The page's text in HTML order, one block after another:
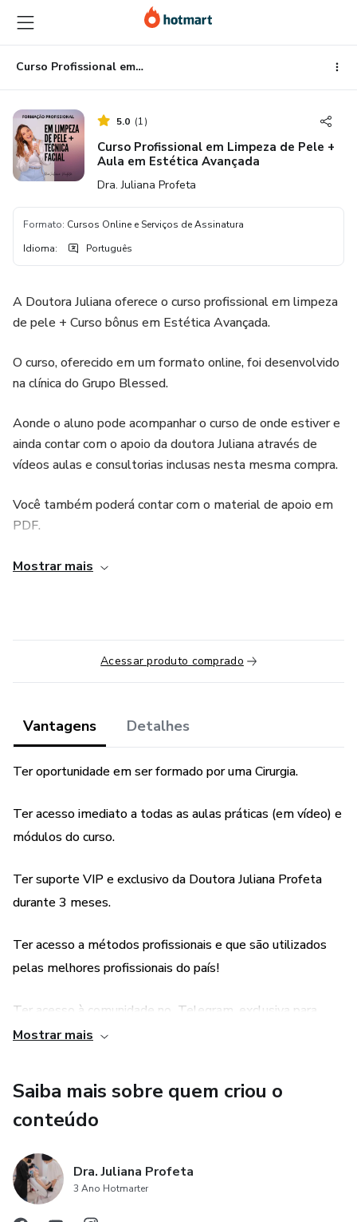
para
o
conteúdo
principal
para
o
pagamento
para
o
rodapé
Curso Profissional em Limpeza de Pele + Aula em Estética Avançada
5.0 (1)
Curso Profissional em Limpeza de Pele +
Aula em Estética Avançada
Dra. Juliana Profeta
Formato: Cursos Online e Serviços de Assinatura
Idioma: Português
A Doutora Juliana oferece o curso profissional em limpeza
de pele + Curso bônus em Estética Avançada.
O curso, oferecido em um formato online, foi desenvolvido
na clínica do Grupo Blessed.
Aonde o aluno pode acompanhar o curso de onde estiver e
ainda contar com o apoio da doutora Juliana através de
vídeos aulas e consultorias inclusas nesta mesma compra.
Você também poderá contar com o material de apoio em
PDF.
Grupo de acompanhamento e apoio via Telegram com a
de pele e cuidados com a pele.
como montar um consultório de estética, bem como
conhecimentos sobre Empreendedorismo no mercado de
Estética.
Ao final do curso, o aluno receberá mentoria ao vivo com
Doutora Juliana Profeta, e poderá, tirar todas as suas
E finalmente você terá direito ao certificado de conclusão.
a trabalhar ou aprimorar os conhecimentos e habilidades na
área de limpeza de pele.
O curso ensina técnicas práticas e teóricas para que os
alunos possam desenvolver seus conhecimentos para
O curso visa ensinar as principais técnicas e uso dos
apresentar as melhores práticas e procedimentos para
aplicar tratamentos de limpeza de pele de forma eficaz.
Os alunos também terão a oportunidade de aprender
Mostrar mais
Acessar produto comprado
Vantagens Detalhes
Ter oportunidade em ser formado por uma Cirurgia.
Ter acesso imediato a todas as aulas práticas (em vídeo) e
módulos do curso.
Ter suporte VIP e exclusivo da Doutora Juliana Profeta
durante 3 meses.
Ter acesso a métodos profissionais e que são utilizados
pelas melhores profissionais do país!
Ter acesso à comunidade no Telegram, exclusiva para
alunas do curso.
pessoa consiga se tornar uma profissional mesmo que
tenha zero experiência.
Mostrar mais
Saiba mais sobre quem criou o
conteúdo
Dra. Juliana Profeta
3 Ano Hotmarter